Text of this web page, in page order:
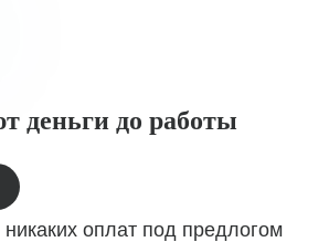
деньги до работы
оплат под предлогом